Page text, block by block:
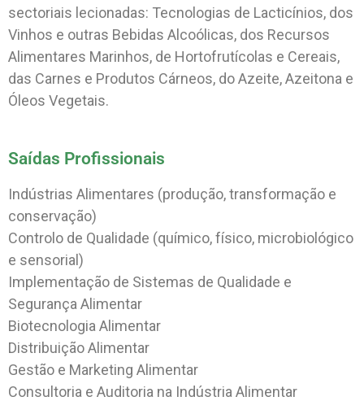
sectoriais lecionadas: Tecnologias de Lacticínios, dos
Vinhos e outras Bebidas Alcoólicas, dos Recursos
Alimentares Marinhos, de Hortofrutícolas e Cereais,
das Carnes e Produtos Cárneos, do Azeite, Azeitona e
Óleos Vegetais.
Saídas Profissionais
Indústrias Alimentares (produção, transformação e
conservação)
Controlo de Qualidade (químico, físico, microbiológico
e sensorial)
Implementação de Sistemas de Qualidade e
Segurança Alimentar
Biotecnologia Alimentar
Distribuição Alimentar
Gestão e Marketing Alimentar
Consultoria e Auditoria na Indústria Alimentar